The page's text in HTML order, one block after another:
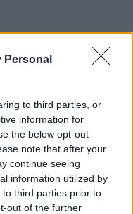
Personal
to third parties, or
information for
the below opt-out
note that after your
continue seeing
information utilized by
third parties prior to
out of the further